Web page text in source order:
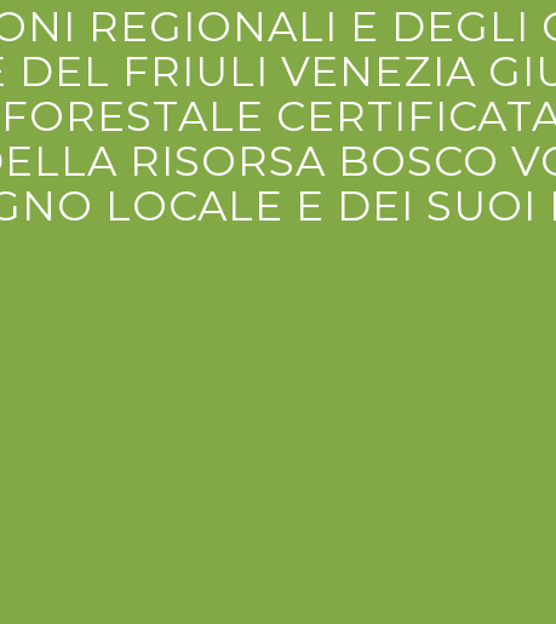
REGIONALI E DEGLI
DEL FRIULI VENEZIA
RISORSA BOSCO
LOCALE E DEI SUOI